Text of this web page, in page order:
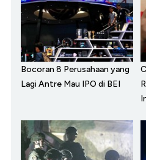
Bocoran 8 Perusahaan yang
Lagi Antre Mau IPO di BEI